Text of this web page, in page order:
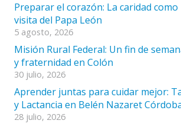
Preparar el corazón: La caridad
visita del Papa León
5 agosto, 2026
Misión Rural Federal: Un fin de
y fraternidad en Colón
30 julio, 2026
Aprender juntas para cuidar mejor:
y Lactancia en Belén Nazaret
28 julio, 2026